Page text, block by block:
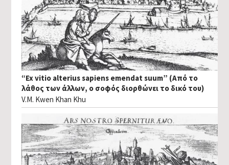
“Ex vitio alterius sapiens emendat suum” (Από το
λάθος των άλλων, ο σοφός διορθώνει το δικό του)
V.M. Kwen Khan Khu